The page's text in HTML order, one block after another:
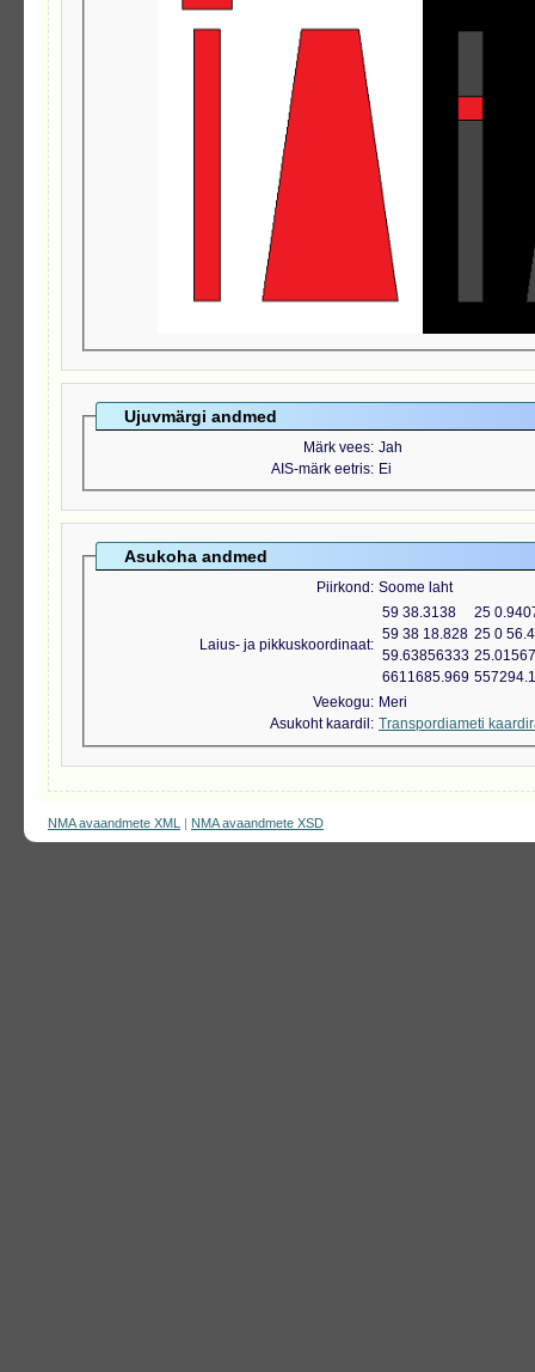
Ujuvmärgi andmed
Märk vees Jah
AIS-märk eetris Ei
Asukoha andmed
Piirkond Soome laht
Laius- ja pikkuskoordinaat
59 38.3138
25
59 38 18.828 25 0
59.63856333
6611685.969
Veekogu
Meri
Asukoht kaardil
Transpordiameti
NMA avaandmete XML | NMA avaandmete XSD